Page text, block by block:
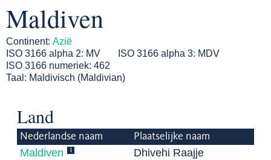
Maldiven
Continent: Azië
ISO 3166 alpha 2: MV ISO 3166 alpha 3: MDV
ISO 3166 numeriek: 462
Taal: Maldivisch (Maldivian)
Land
Nederlandse naam Plaatselijke naam
Maldiven i
Dhivehi Raajje